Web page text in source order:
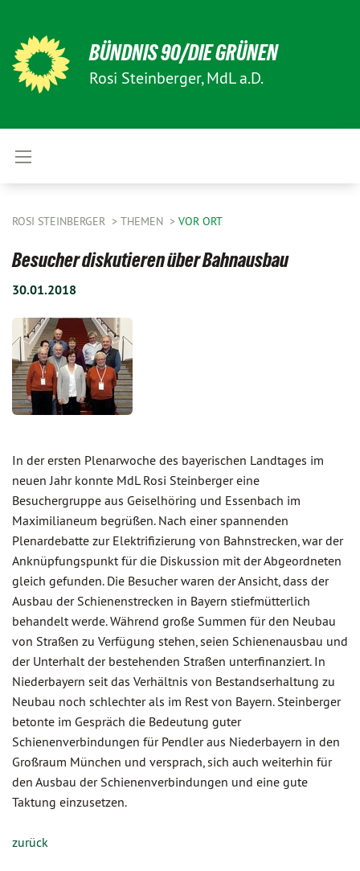
BÜNDNIS 90/DIE GRÜNEN
Rosi Steinberger, MdL a.D.
ROSI STEINBERGER THEMEN VOR ORT
Besucher diskutieren über Bahnausbau
30.01.2018
In der ersten Plenarwoche des bayerischen Landtages im
neuen Jahr konnte MdL Rosi Steinberger eine
Besuchergruppe aus Geiselhöring und Essenbach im
Maximilianeum begrüßen. Nach einer spannenden
Plenardebatte zur Elektrifizierung von Bahnstrecken, war der
Anknüpfungspunkt für die Diskussion mit der Abgeordneten
gleich gefunden. Die Besucher waren der Ansicht, dass der
Ausbau der Schienenstrecken in Bayern stiefmütterlich
behandelt werde. Während große Summen für den Neubau
von Straßen zu Verfügung stehen, seien Schienenausbau und
der Unterhalt der bestehenden Straßen unterfinanziert. In
Niederbayern seit das Verhältnis von Bestandserhaltung zu
Neubau noch schlechter als im Rest von Bayern. Steinberger
betonte im Gespräch die Bedeutung guter
Schienenverbindungen für Pendler aus Niederbayern in den
Großraum München und versprach, sich auch weiterhin für
den Ausbau der Schienenverbindungen und eine gute
Taktung einzusetzen.
zurück